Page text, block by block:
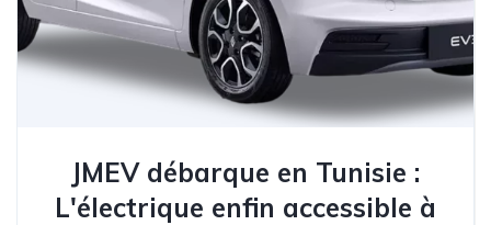
JMEV débarque en Tunisie :
L'électrique enfin accessible à